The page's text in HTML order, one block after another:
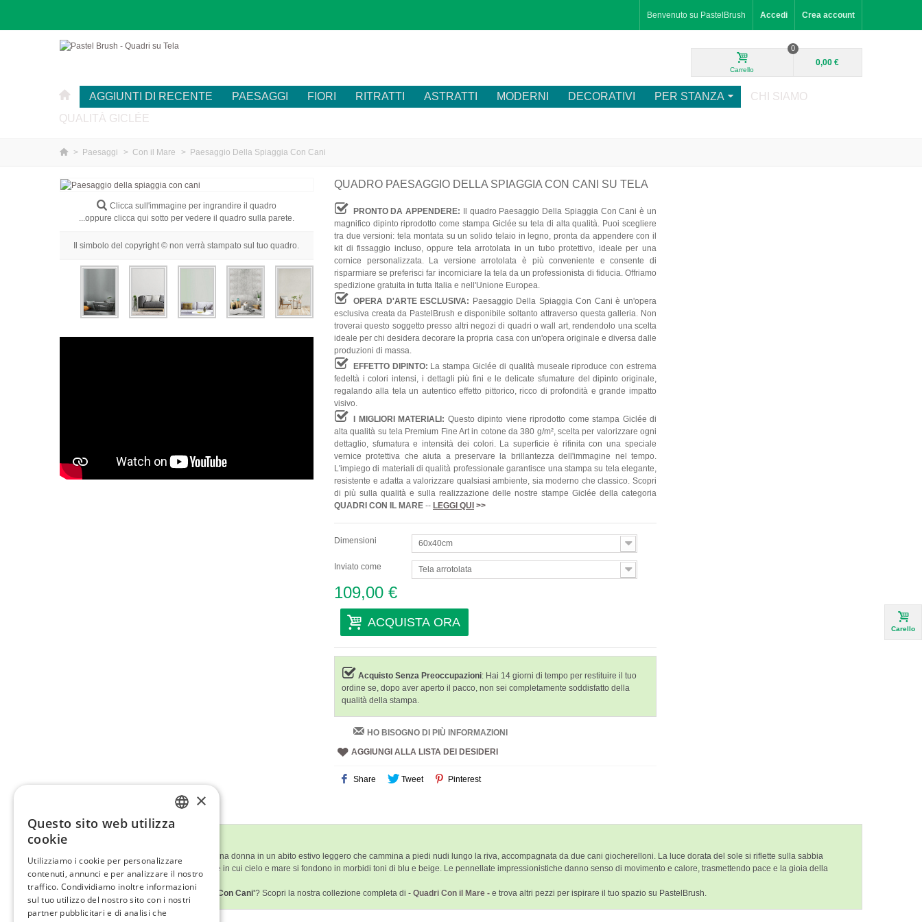
Benvenuto su PastelBrush Accedi Crea account
Carrello
0
0,00 €
AGGIUNTI DI RECENTE PAESAGGI FIORI RITRATTI ASTRATTI MODERNI DECORATIVI PER STANZA
CHI SIAMO
QUALITÀ GICLÉE
> Paesaggi > Con il Mare > Paesaggio Della Spiaggia Con Cani
Clicca sull'immagine per ingrandire il quadro
...oppure clicca qui sotto per vedere il quadro sulla parete.
Il simbolo del copyright © non verrà stampato sul tuo quadro.
QUADRO PAESAGGIO DELLA SPIAGGIA CON CANI SU TELA
PRONTO DA APPENDERE:
Il quadro Paesaggio Della Spiaggia Con Cani è un
magnifico dipinto riprodotto come stampa Giclée su tela di alta qualità. Puoi scegliere
tra due versioni: tela montata su un solido telaio in legno, pronta da appendere con il
kit di fissaggio incluso, oppure tela arrotolata in un tubo protettivo, ideale per una
cornice personalizzata. La versione arrotolata è più conveniente e consente di
risparmiare se preferisci far incorniciare la tela da un professionista di fiducia. Offriamo
spedizione gratuita in tutta Italia e nell'Unione Europea.
OPERA D'ARTE ESCLUSIVA: Paesaggio Della Spiaggia Con Cani è un'opera
esclusiva creata da PastelBrush e disponibile soltanto attraverso questa galleria. Non
troverai questo soggetto presso altri negozi di quadri o wall art, rendendolo una scelta
ideale per chi desidera decorare la propria casa con un'opera originale e diversa dalle
produzioni di massa.
EFFETTO DIPINTO: La stampa Giclée di qualità museale riproduce con estrema
fedeltà i colori intensi, i dettagli più fini e le delicate sfumature del dipinto originale,
regalando alla tela un autentico effetto pittorico, ricco di profondità e grande impatto
visivo.
I MIGLIORI MATERIALI: Questo dipinto viene riprodotto come stampa Giclée di
alta qualità su tela Premium Fine Art in cotone da 380 g/m², scelta per valorizzare ogni
dettaglio, sfumatura e intensità dei colori. La superficie è rifinita con una speciale
vernice protettiva che aiuta a preservare la brillantezza dell'immagine nel tempo.
L'impiego di materiali di qualità professionale garantisce una stampa su tela elegante,
resistente e adatta a valorizzare qualsiasi ambiente, sia moderno che classico. Scopri
di più sulla qualità e sulla realizzazione delle nostre stampe Giclée della categoria
QUADRI CON IL MARE-- LEGGI QUI >>
Dimensioni 60x40cm
Inviato come Tela arrotolata
109,00 €
ACQUISTA ORA
Acquisto Senza Preoccupazioni: Hai 14 giorni di tempo per restituire il tuo
ordine se, dopo aver aperto il pacco, non sei completamente soddisfatto della
qualità della stampa.
HO BISOGNO DI PIÙ INFORMAZIONI
AGGIUNGI ALLA LISTA DEI DESIDERI
Share Tweet Pinterest
Un paesaggio marino tranquillo mostra una donna in un abito estivo leggero che cammina a piedi nudi lungo la riva, accompagnata da due cani giocherelloni. La luce dorata del sole si riflette sulla sabbia
bagnata, creando un’atmosfera sognante in cui cielo e mare si fondono in morbidi toni di blu e beige. Le pennellate impressionistiche danno senso di movimento e calore, trasmettendo pace e la gioia della
compagnia sulla spiaggia.
'Paesaggio Della Spiaggia Con Cani'? Scopri la nostra collezione completa di - Quadri Con il Mare - e trova altri pezzi per ispirare il tuo spazio su PastelBrush.
Carello
GERMAN
FRENCH
×
Questo sito web utilizza
cookie
Utilizziamo i cookie per personalizzare
contenuti, annunci e per analizzare il nostro
traffico. Condividiamo inoltre informazioni
sul tuo utilizzo del nostro sito con i nostri
partner pubblicitari e di analisi che